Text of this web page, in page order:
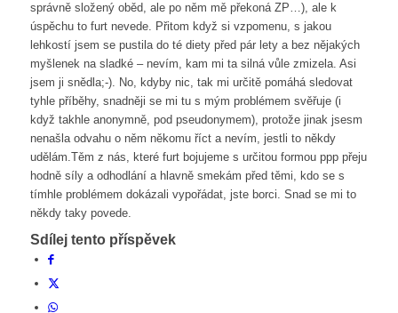
správně složený oběd, ale po něm mě překoná ZP…), ale k
úspěchu to furt nevede. Přitom když si vzpomenu, s jakou
lehkostí jsem se pustila do té diety před pár lety a bez nějakých
myšlenek na sladké – nevím, kam mi ta silná vůle zmizela. Asi
jsem ji snědla;-). No, kdyby nic, tak mi určitě pomáhá sledovat
tyhle příběhy, snadněji se mi tu s mým problémem svěřuje (i
když takhle anonymně, pod pseudonymem), protože jinak jsesm
nenašla odvahu o něm někomu říct a nevím, jestli to někdy
udělám.Těm z nás, které furt bojujeme s určitou formou ppp přeju
hodně síly a odhodlání a hlavně smekám před těmi, kdo se s
tímhle problémem dokázali vypořádat, jste borci. Snad se mi to
někdy taky povede.
Sdílej tento příspěvek